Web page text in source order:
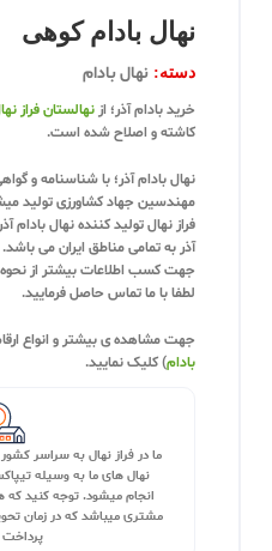
نهال بادام کوهی
دسته: نهال بادام
خرید بادام آذر؛ از نهالستان فراز
کاشته و اصلاح شده است.
نهال بادام آذر؛با شناسنامه و
مهندسین جهاد کشاورزی تولید
فراز نهالتولید کنندهنهال بادام آذر
آذر به تمامی مناطق ایران می باشد.
جهت کسب اطلاعات بیشتر از
لطفا با ما تماس حاصل فرمایید.
جهت مشاهده ی بیشتر و انواع
بادام) کلیک نمایید.
ما در فراز نهال به سراسر
نهال های ما به وسیله
انجام میشود. توجه کنید که
مشتری میباشد که در زمان
پرداخت